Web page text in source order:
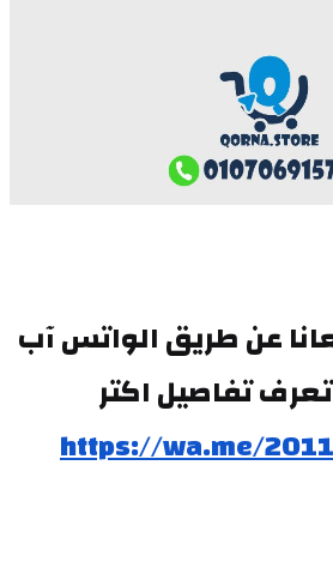
تفاصيل اكتر
https://wa.me/